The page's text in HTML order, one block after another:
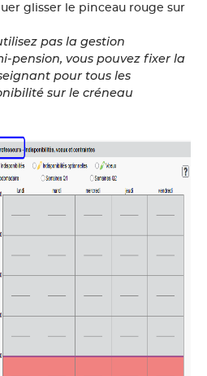
glisser le pinceau rouge sur
pas la gestion
pension, vous pouvez fixer la
pour tous les
sur le créneau